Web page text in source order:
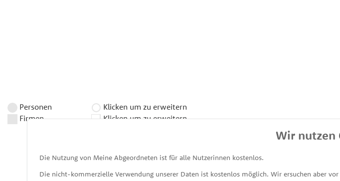
Personen
Klicken um zu erweitern
Firmen
Klicken um zu erweitern
Wir nutzen
Die Nutzung von Meine Abgeordneten ist für alle Nutzerinnen kostenlos.
Die nicht-kommerzielle Verwendung unserer Daten ist kostenlos möglich. Wir ersuchen aber